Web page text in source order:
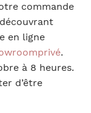
commande
en ligne
.
à 8 heures.
d’être